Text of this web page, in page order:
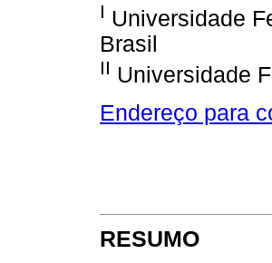
I Universidade
Brasil
II Universidade
Endereço para
RESUMO